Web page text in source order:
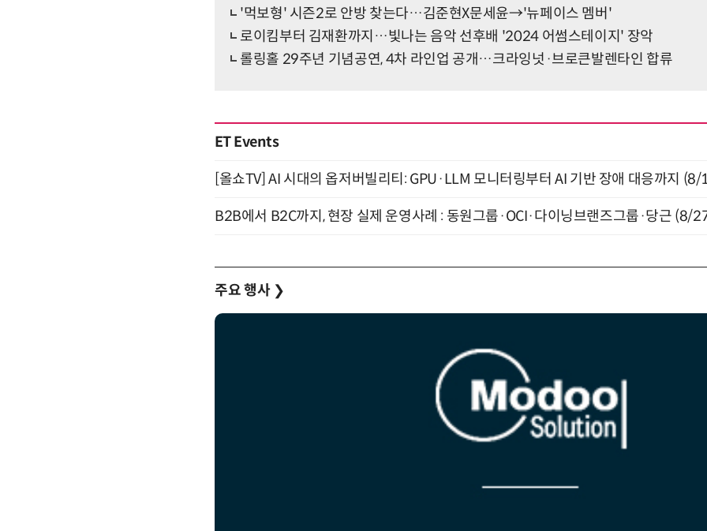
'먹보형' 시즌2로 안방 찾는다…김준현X문세윤→'뉴페이스 멤버'
로이킴부터 김재환까지…빛나는 음악 선후배 '2024 어썸스테이지' 장악
롤링홀 29주년 기념공연, 4차 라인업 공개…크라잉넛·브로큰발렌타인 합류
ET Events
[올쇼TV] AI 시대의 옵저버빌리티: GPU·LLM 모니터링부터 AI 기반 장애 대응까지
B2B에서 B2C까지, 현장 실제 운영사례 : 동원그룹·OCI·다이닝브랜즈그룹·당근 (8/
주요 행사 ❯